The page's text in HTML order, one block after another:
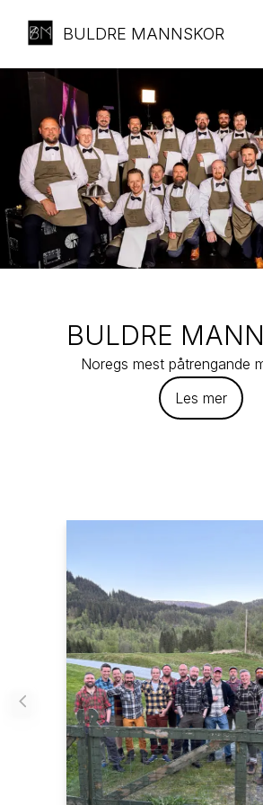
BULDRE MANNSKOR
BULDRE
Noregs mest påtrengande
Les mer